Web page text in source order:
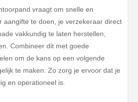
vraagt om snelle en
aangifte te doen, je verzekeraar direct
vakkundig te laten herstellen,
Combineer dit met goede
om de kans op een volgende
te maken. Zo zorg je ervoor dat je
en operationeel is.